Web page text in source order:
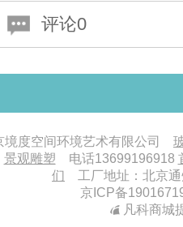
评论0
境度空间环境艺术有限公司
景观雕塑 电话13699196918
们 工厂地址：北京通
京ICP备
凡科商城